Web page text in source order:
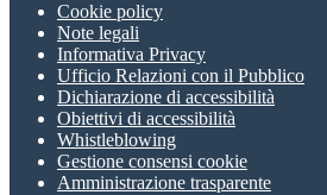
Cookie policy
Note legali
Informativa Privacy
Ufficio Relazioni con il Pubblico
Dichiarazione di accessibilità
Obiettivi di accessibilità
Whistleblowing
Gestione consensi cookie
Amministrazione trasparente